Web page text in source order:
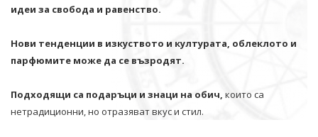
идеи за свобода и равенство.
Нови тенденции в изкуството и културата, облеклото и
парфюмите може да се възродят.
Подходящи са подаръци и знаци на обич, които са
нетрадиционни, но отразяват вкус и стил.